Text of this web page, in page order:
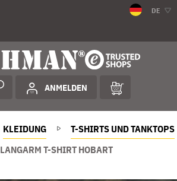
DE
ANMELDEN
KLEIDUNG
T-SHIRTS UND TANKTOPS
LANGARM T-SHIRT HOBART